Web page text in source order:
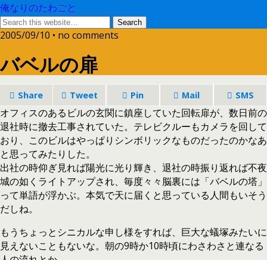
俺なりのたわごと
2005/09/10 • no comments
バベルの扉
Share Tweet Pin Mail SMS
オフィスのあるビルの玄関に鎮座していた回転扉が、数日前の
退社時に撤去工事されていた。テレビクルーもカメラを回して
おり、このビルはやっぱりシンボリックなものだったのかなあ
と思ってみたりした。
出社の時仰ぎ見れば陽光に光り輝き、退社の時振り返れば不夜
城の如くライトアップされ、毎度々々脳裏には「バベルの塔」
って単語が浮かぶ。本気で天に届くと思っている人間もいそう
だしね。
もうちょっとシニカルな申し様をすれば、巨大な蟻塚みたいに
見えないこともないな。朝の9時か10時頃にわさわさと連なる